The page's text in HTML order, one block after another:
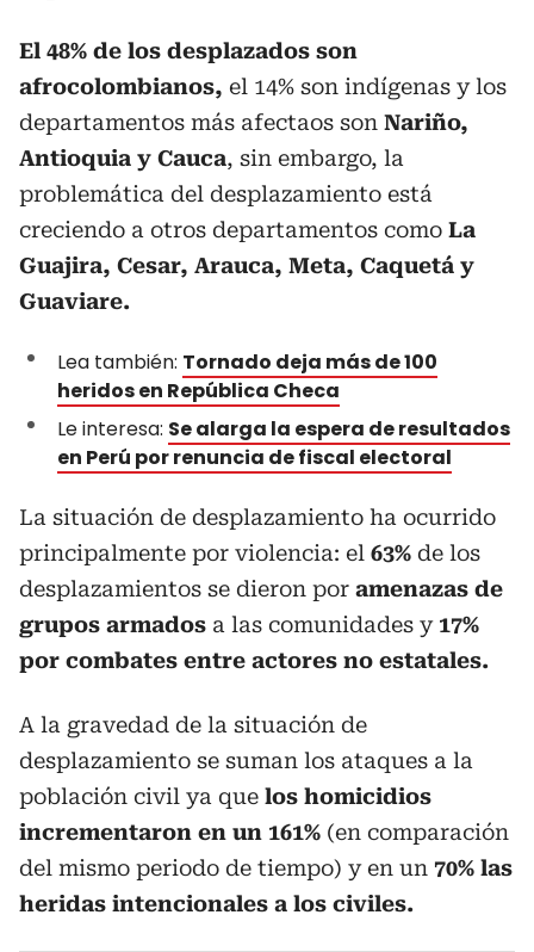
El 48% de los desplazados son
afrocolombianos, el 14% son indígenas y los
departamentos más afectaos son Nariño,
Antioquia y Cauca, sin embargo, la
problemática del desplazamiento está
creciendo a otros departamentos como La
Guajira, Cesar, Arauca, Meta, Caquetá y
Guaviare.
Lea también: Tornado deja más de 100
heridos en República Checa
Le interesa: Se alarga la espera de resultados
en Perú por renuncia de fiscal electoral
La situación de desplazamiento ha ocurrido
principalmente por violencia: el 63% de los
desplazamientos se dieron por amenazas de
grupos armados a las comunidades y17%
por combates entre actores no estatales.
A la gravedad de la situación de
desplazamiento se suman los ataques a la
población civil ya que los homicidios
incrementaron en un 161% (en comparación
del mismo periodo de tiempo) y en un 70% las
heridas intencionales a los civiles.